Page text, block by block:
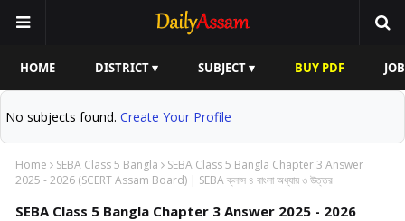
HOME DISTRICT ▾ SUBJECT ▾ BUY PDF
No subjects found. Create Your Profile
Home SEBA Class 5 Bangla
SEBA Class 5 Bangla Chapter 3 Answer
2025 - 2026 (SCERT Assam Board) | SEBA ক্লাস ৪ বাংলা অধ্যায় ৩ উত্তর
SEBA Class 5 Bangla Chapter 3 Answer 2025 - 2026